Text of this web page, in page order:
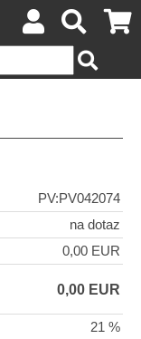
PV:PV042074
na dotaz
0,00 EUR
0,00 EUR
21 %